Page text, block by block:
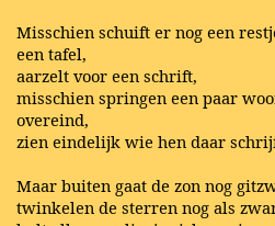
Misschien schuift er nog een
een tafel,
aarzelt voor een schrift,
misschien springen een paar
overeind,
zien eindelijk wie hen daar
Maar buiten gaat de zon nog
twinkelen de sterren nog als